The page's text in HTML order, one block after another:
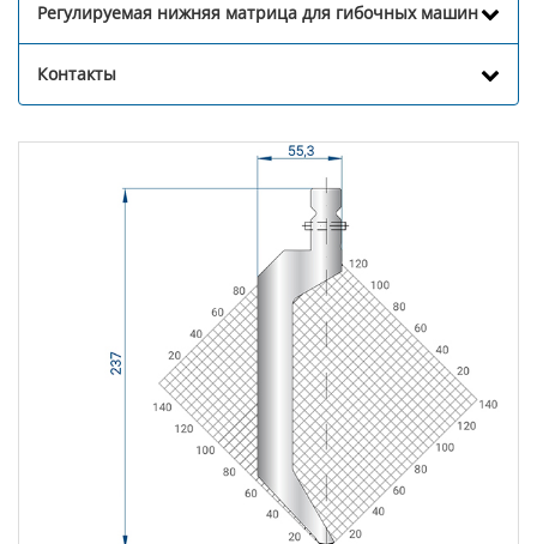
Регулируемая нижняя матрица для гибочных машин
Контакты